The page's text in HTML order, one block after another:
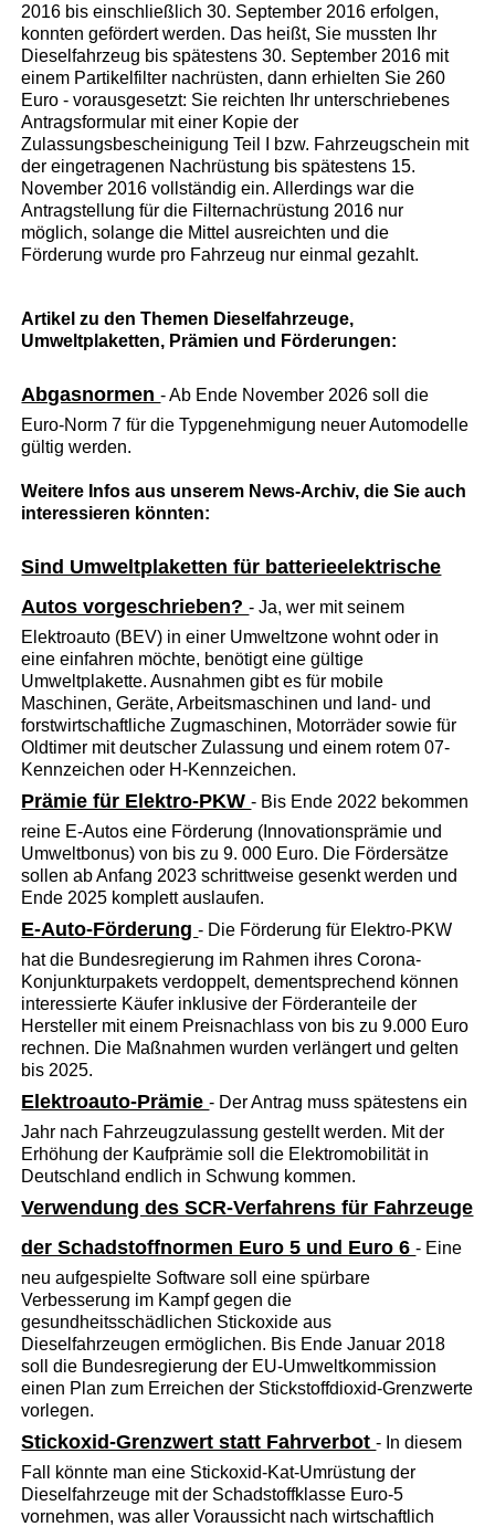
2016 bis einschließlich 30. September 2016 erfolgen,
konnten gefördert werden. Das heißt, Sie mussten Ihr
Dieselfahrzeug bis spätestens 30. September 2016 mit
einem Partikelfilter nachrüsten, dann erhielten Sie 260
Euro - vorausgesetzt: Sie reichten Ihr unterschriebenes
Antragsformular mit einer Kopie der
Zulassungsbescheinigung Teil I bzw. Fahrzeugschein mit
der eingetragenen Nachrüstung bis spätestens 15.
November 2016 vollständig ein. Allerdings war die
Antragstellung für die Filternachrüstung 2016 nur
möglich, solange die Mittel ausreichten und die
Förderung wurde pro Fahrzeug nur einmal gezahlt.
Artikel zu den Themen Dieselfahrzeuge,
Umweltplaketten, Prämien und Förderungen:
Abgasnormen- Ab Ende November 2026 soll die
Euro-Norm 7 für die Typgenehmigung neuer Automodelle
gültig werden.
Weitere Infos aus unserem News-Archiv, die Sie auch
interessieren könnten:
Sind Umweltplaketten für batterieelektrische
Autos vorgeschrieben?- Ja, wer mit seinem
Elektroauto (BEV) in einer Umweltzone wohnt oder in
eine einfahren möchte, benötigt eine gültige
Umweltplakette. Ausnahmen gibt es für mobile
Maschinen, Geräte, Arbeitsmaschinen und land- und
forstwirtschaftliche Zugmaschinen, Motorräder sowie für
Oldtimer mit deutscher Zulassung und einem rotem 07-
Kennzeichen oder H-Kennzeichen.
Prämie für Elektro-PKW- Bis Ende 2022 bekommen
reine E-Autos eine Förderung (Innovationsprämie und
Umweltbonus) von bis zu 9. 000 Euro. Die Fördersätze
sollen ab Anfang 2023 schrittweise gesenkt werden und
Ende 2025 komplett auslaufen.
E-Auto-Förderung- Die Förderung für Elektro-PKW
hat die Bundesregierung im Rahmen ihres Corona-
Konjunkturpakets verdoppelt, dementsprechend können
interessierte Käufer inklusive der Förderanteile der
Hersteller mit einem Preisnachlass von bis zu 9.000 Euro
rechnen. Die Maßnahmen wurden verlängert und gelten
bis 2025.
Elektroauto-Prämie- Der Antrag muss spätestens ein
Jahr nach Fahrzeugzulassung gestellt werden. Mit der
Erhöhung der Kaufprämie soll die Elektromobilität in
Deutschland endlich in Schwung kommen.
Verwendung des SCR-Verfahrens für Fahrzeuge
der Schadstoffnormen Euro 5 und Euro 6- Eine
neu aufgespielte Software soll eine spürbare
Verbesserung im Kampf gegen die
gesundheitsschädlichen Stickoxide aus
Dieselfahrzeugen ermöglichen. Bis Ende Januar 2018
soll die Bundesregierung der EU-Umweltkommission
einen Plan zum Erreichen der Stickstoffdioxid-Grenzwerte
vorlegen.
Stickoxid-Grenzwert statt Fahrverbot- In diesem
Fall könnte man eine Stickoxid-Kat-Umrüstung der
Dieselfahrzeuge mit der Schadstoffklasse Euro-5
vornehmen, was aller Voraussicht nach wirtschaftlich